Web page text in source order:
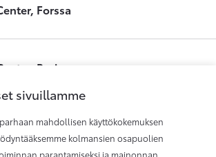
Forssa
Pori
Raisio
sivuillamme
mahdollisen käyttökokemuksen
kolmansien osapuolien
parantamiseksi ja mainonnan